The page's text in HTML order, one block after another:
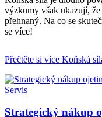
výzkumy však ukazují, že
přehnaný. Na co se
se více!
Přečtěte si více Koňská
Servis
Strategický nákup